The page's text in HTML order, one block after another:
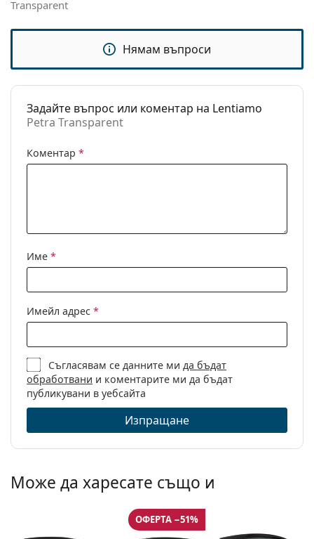
почистване:
Категория:
Марка:
Lentiamo
Предназначение:
Transparent
Нямам въпроси
Задайте въпрос или коментар на Lentiamo
Petra Transparent
Коментар *
Име *
Имейл адрес *
Съгласявам се данните ми да бъдат
обработвани и коментарите ми да бъдат
публикувани в уебсайта
Изпращане
Може да харесате също и
ОФЕРТА −51%